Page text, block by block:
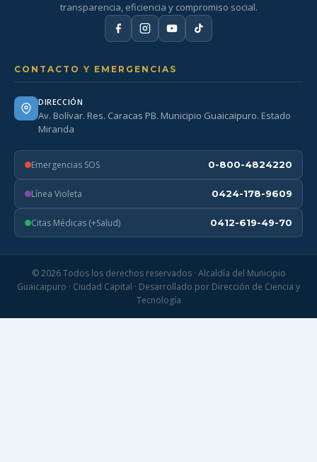
transparencia, eficiencia y compromiso social.
CONTACTO Y EMERGENCIAS
DIRECCIÓN
Av. Bolívar. Res. Caracas PB. Municipio Guaicaipuro. Estado
Miranda
Emergencias SOS 0-800-4824220
Línea Violeta 0424-178-9609
Citas Médicas (+Salud) 0412-619-49-70
© 2026 Todos los derechos reservados · Alcaldía del Municipio
Guaicaipuro · Ciudad Capital · Desarrollado por Dirección de Ciencia y
Tecnología